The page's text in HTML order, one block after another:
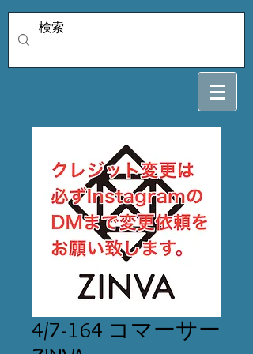
4/7-164 コマーサー